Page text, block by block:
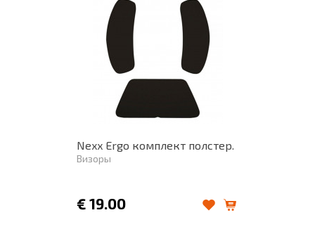
Nexx Ergo комплект полстер.
Визоры
€ 19.00